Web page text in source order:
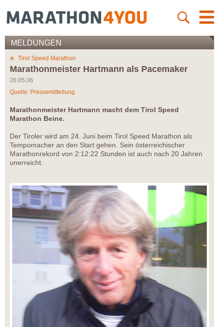
MELDUNGEN
Tirol Speed Marathon
Marathonmeister Hartmann als Pacemaker
26.05.06
Quelle: Pressemitteilung
Marathonmeister Hartmann macht dem Tirol Speed
Marathon Beine.
Der Tiroler wird am 24. Juni beim Tirol Speed Marathon als
Tempomacher an den Start gehen. Sein österreichischer
Marathonrekord von 2:12:22 Stunden ist auch nach 20 Jahren
unerreicht.